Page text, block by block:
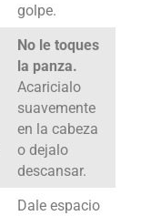
golpe.
No le toques
la panza.
Acaricialo
suavemente
en la cabeza
o dejalo
descansar.
Dale espacio